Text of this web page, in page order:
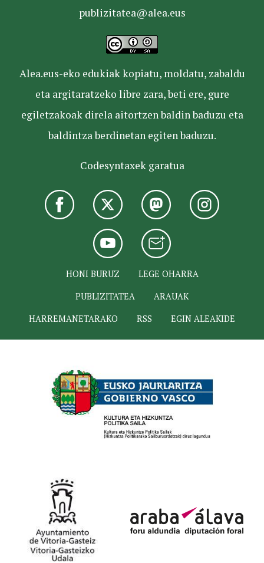
publizitatea@alea.eus
Alea.eus-eko edukiak kopiatu, moldatu, zabaldu
eta argitaratzeko libre zara, beti ere, gure
egiletzakoak direla aitortzen baldin baduzu eta
baldintza berdinetan egiten baduzu.
Codesyntaxek garatua
HONI BURUZ
LEGE OHARRA
PUBLIZITATEA
ARAUAK
HARREMANETARAKO
RSS EGIN ALEAKIDE